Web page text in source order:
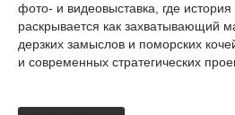
фото- и видеовыставка, где история
раскрывается как захватывающий
дерзких замыслов и поморских
и современных стратегических